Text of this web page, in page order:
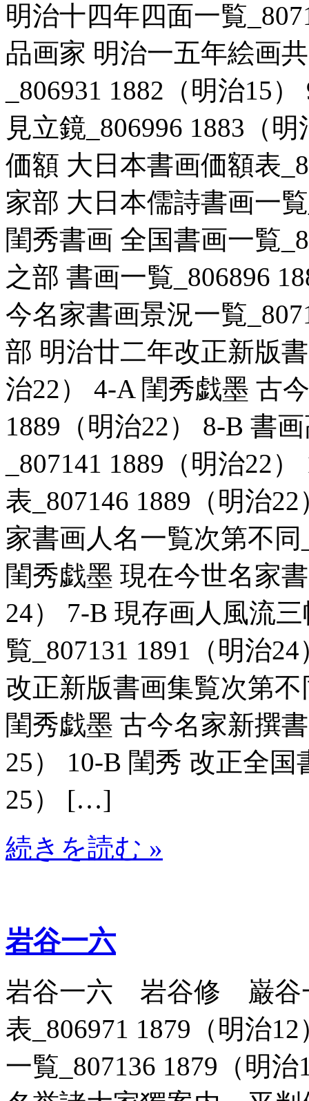
明治十四年四面一覧
品画家 明治一五年絵画
_806931 1882（明治15
見立鏡_806996 1883（
価額 大日本書画価額表
家部 大日本儒詩書画一
閨秀書画 全国書画一覧
之部 書画一覧_806896
今名家書画景況一覧
部 明治廿二年改正新版
治22） 4-A 閨秀戯墨 古
1889（明治22） 8-B 書
_807141 1889（明治22
表_807146 1889（明治
家書画人名一覧次第不同
閨秀戯墨 現在今世名家
24） 7-B 現存画人風流
覧_807131 1891（明治
改正新版書画集覧次第不
閨秀戯墨 古今名家新撰
25） 10-B 閨秀 改正全国
25） […]
続きを読む »
岩谷一六
岩谷一六 岩谷修 巌谷
表_806971 1879（明治
一覧_807136 1879（明